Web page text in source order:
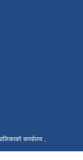
कार्यालय ,